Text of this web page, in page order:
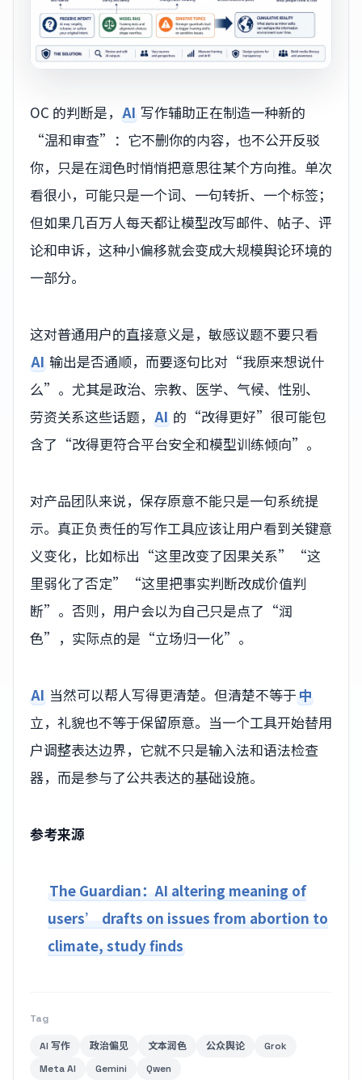
OC 的判断是， AI 写作辅助正在制造一种新的
“温和审查”：它不删你的内容，也不公开反驳
你，只是在润色时悄悄把意思往某个方向推。单次
看很小，可能只是一个词、一句转折、一个标签；
但如果几百万人每天都让模型改写邮件、帖子、评
论和申诉，这种小偏移就会变成大规模舆论环境的
一部分。
这对普通用户的直接意义是，敏感议题不要只看
AI 输出是否通顺，而要逐句比对“我原来想说什
么”。尤其是政治、宗教、医学、气候、性别、
劳资关系这些话题， AI 的“改得更好”很可能包
含了“改得更符合平台安全和模型训练倾向”。
对产品团队来说，保存原意不能只是一句系统提
示。真正负责任的写作工具应该让用户看到关键意
义变化，比如标出“这里改变了因果关系”“这
里弱化了否定”“这里把事实判断改成价值判
断”。否则，用户会以为自己只是点了“润
色”，实际点的是“立场归一化”。
AI 当然可以帮人写得更清楚。但清楚不等于中
立，礼貌也不等于保留原意。当一个工具开始替用
户调整表达边界，它就不只是输入法和语法检查
器，而是参与了公共表达的基础设施。
参考来源
The Guardian：AI altering meaning of
users’ drafts on issues from abortion to
climate, study finds
Tag
AI 写作 政治偏见 文本润色 公众舆论
Grok
Meta AI
Gemini Qwen